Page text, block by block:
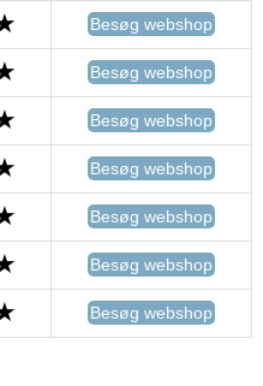
Besøg webshop
Besøg webshop
Besøg webshop
Besøg webshop
Besøg webshop
Besøg webshop
Besøg webshop